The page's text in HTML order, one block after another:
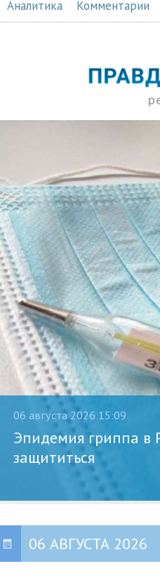
Аналитика Комментарии
06 августа 2026 15:09
Эпидемия гриппа в
защититься
06 АВГУСТА 2026